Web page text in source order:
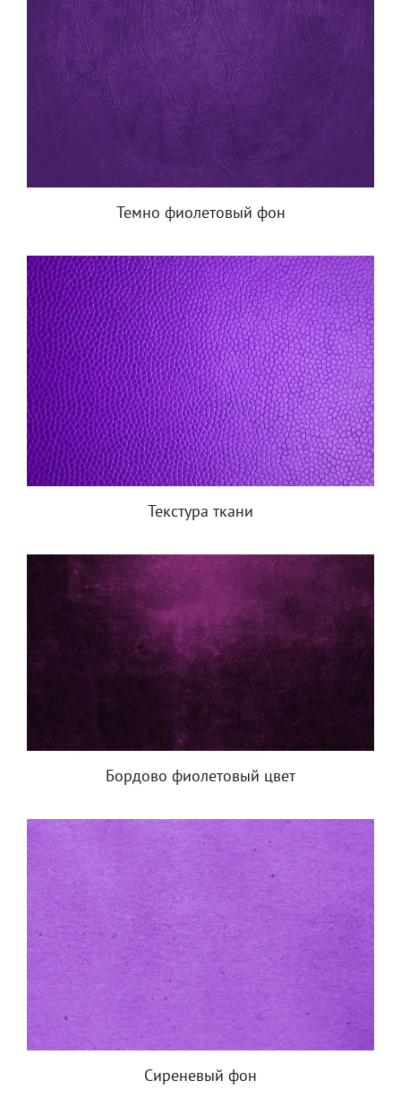
Темно фиолетовый фон
Текстура ткани
Бордово фиолетовый цвет
Сиреневый фон